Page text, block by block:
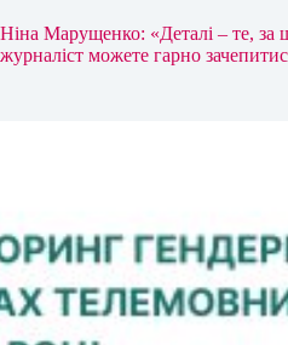
Ніна Марущенко: «Деталі – те, за
журналіст можете гарно